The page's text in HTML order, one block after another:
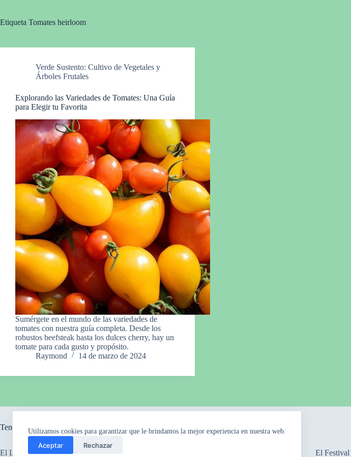
Utilizamos cookies para garantizar que le brindamos la mejor experiencia en nuestra web.
Aceptar Rechazar
Etiqueta Tomates heirloom
Verde Sustento: Cultivo de Vegetales y
Árboles Frutales
Explorando las Variedades de Tomates: Una Guía
para Elegir tu Favorita
Sumérgete en el mundo de las variedades de
tomates con nuestra guía completa. Desde los
robustos beefsteak hasta los dulces cherry, hay un
tomate para cada gusto y propósito.
Raymond
14 de marzo de 2024
Tendencia ahora
El Legado Perdido El Festival